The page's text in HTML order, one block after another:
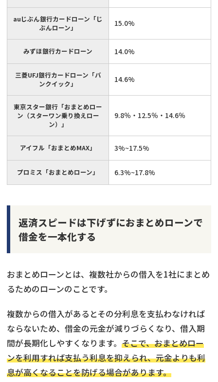
auじぶん銀行カードローン「じ
ぶんローン」
15.0%
みずほ銀行カードローン 14.0%
三菱UFJ銀行カードローン「バ
ンクイック」
14.6%
東京スター銀行「おまとめロー
ン（スターワン乗り換えロー
ン）」
9.8％・12.5％・14.6％
アイフル「おまとめMAX」 3%~17.5%
プロミス「おまとめローン」 6.3%~17.8%
返済スピードは下げずにおまとめローンで
借金を一本化する
おまとめローンとは、複数社からの借入を1社にまとめ
るためのローンのことです。
複数からの借入があるとその分利息を支払わなければ
ならないため、借金の元金が減りづらくなり、借入期
間が長期化しやすくなります。 そこで、おまとめロー
ンを利用すれば支払う利息を抑えられ、元金よりも利
息が高くなることを防げる場合があります。